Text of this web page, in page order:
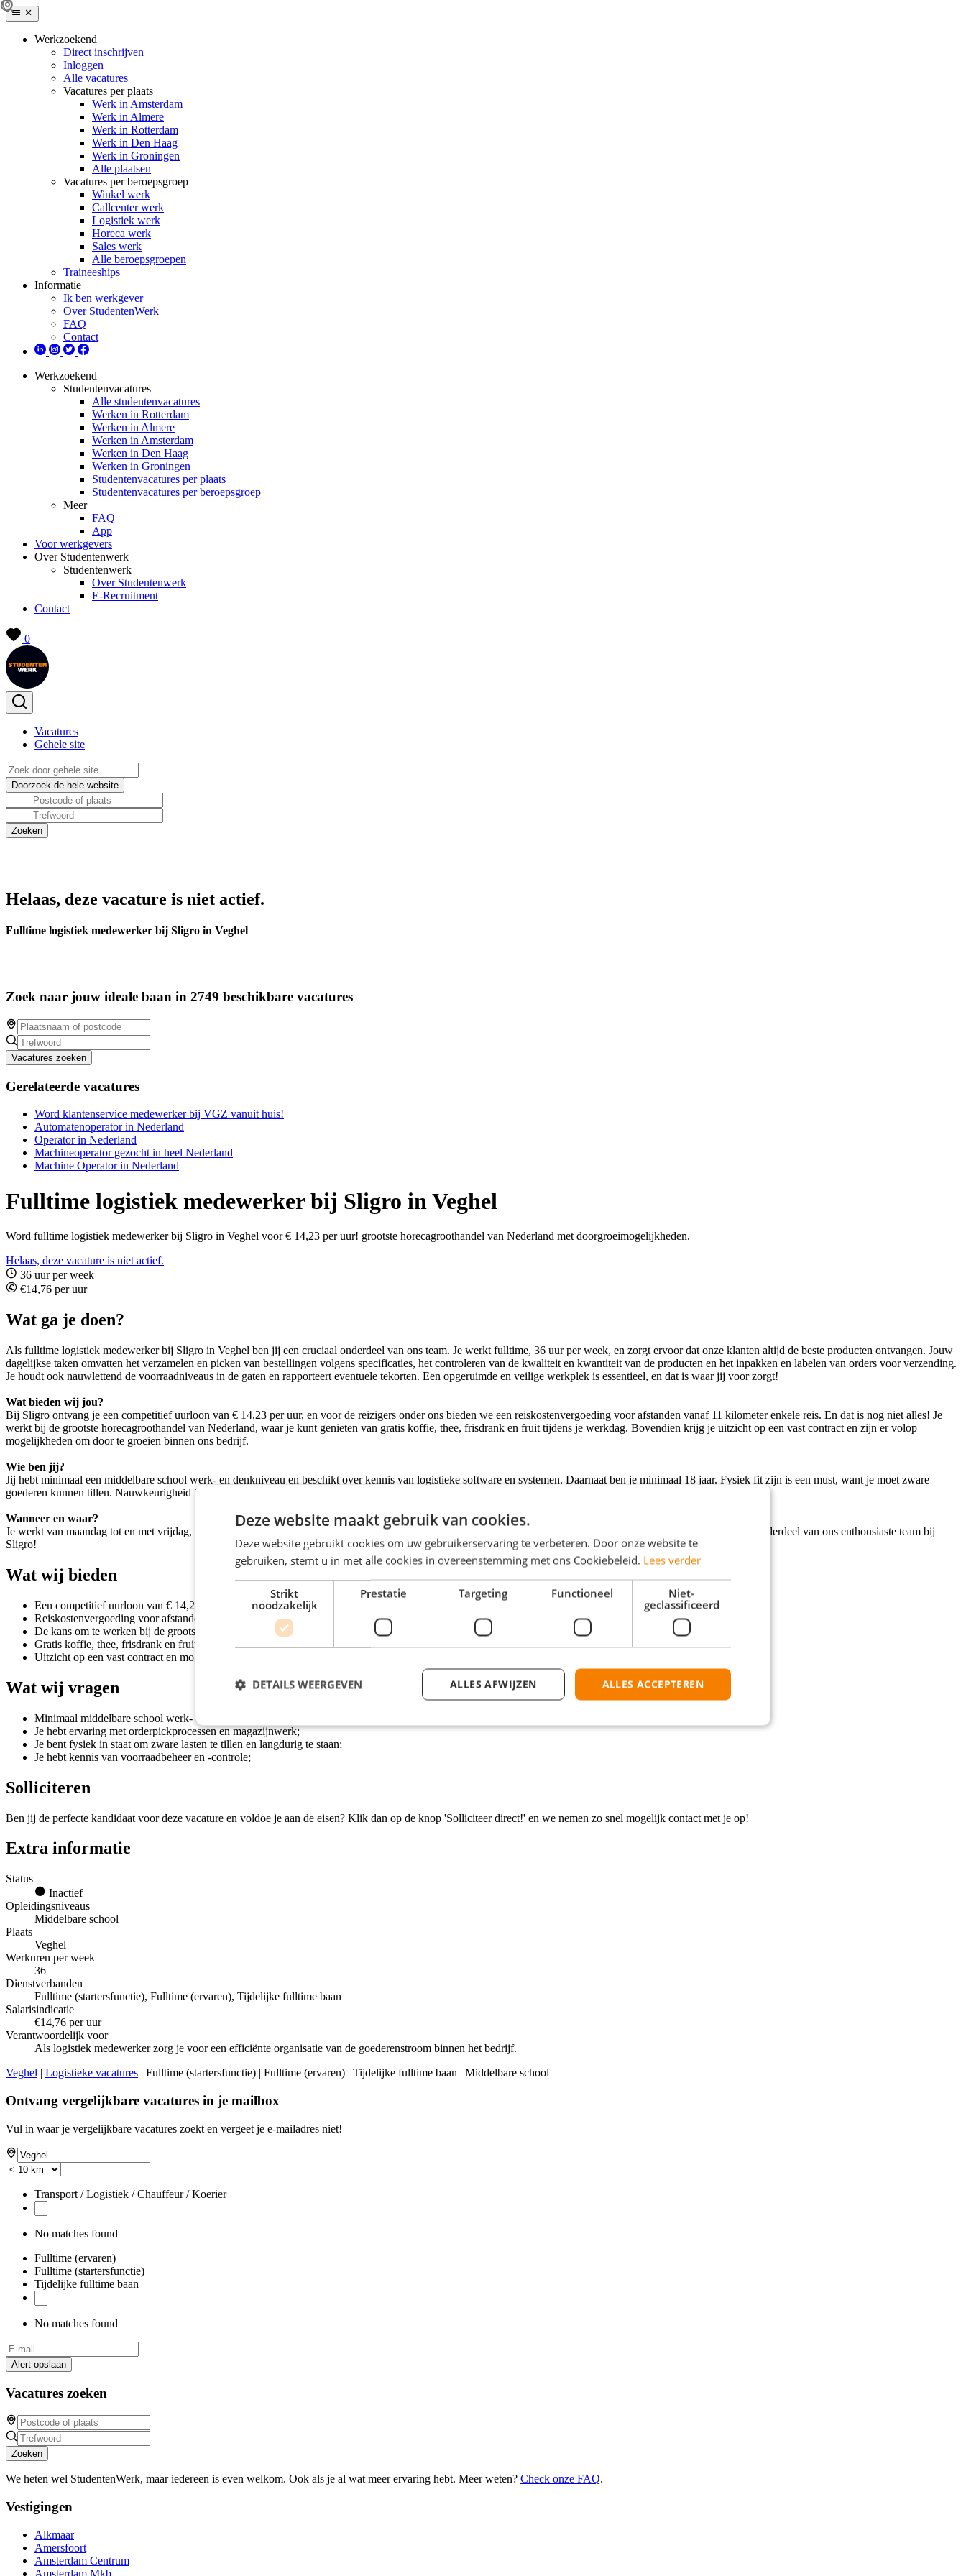
Werkzoekend
Direct inschrijven
Inloggen
Alle vacatures
Vacatures per plaats
Werk in Amsterdam
Werk in Almere
Werk in Rotterdam
Werk in Den Haag
Werk in Groningen
Alle plaatsen
Vacatures per beroepsgroep
Winkel werk
Callcenter werk
Logistiek werk
Horeca werk
Sales werk
Alle beroepsgroepen
Traineeships
Informatie
Ik ben werkgever
Over StudentenWerk
FAQ
Contact
Werkzoekend
Studentenvacatures
Alle studentenvacatures
Werken in Rotterdam
Werken in Almere
Werken in Amsterdam
Werken in Den Haag
Werken in Groningen
Studentenvacatures per plaats
Studentenvacatures per beroepsgroep
Meer
FAQ
App
Voor werkgevers
Over Studentenwerk
Studentenwerk
Over Studentenwerk
E-Recruitment
Contact
0
Vacatures
Gehele site
Helaas, deze vacature is niet actief.
Fulltime logistiek medewerker bij Sligro in Veghel
Zoek naar jouw ideale baan in 2749 beschikbare vacatures
Vacatures zoeken
Gerelateerde vacatures
Word klantenservice medewerker bij VGZ vanuit huis!
Automatenoperator in Nederland
Operator in Nederland
Machineoperator gezocht in heel Nederland
Machine Operator in Nederland
Fulltime logistiek medewerker bij Sligro in Veghel
Word fulltime logistiek medewerker bij Sligro in Veghel voor € 14,23 per uur! grootste horecagroothandel van Nederland met doorgroeimogelijkheden.
Helaas, deze vacature is niet actief.
36 uur per week
€14,76 per uur
Wat ga je doen?
Als fulltime logistiek medewerker bij Sligro in Veghel ben jij een cruciaal onderdeel van ons team. Je werkt fulltime, 36 uur per week, en zorgt ervoor dat onze klanten altijd de beste producten ontvangen. Jouw
dagelijkse taken omvatten het verzamelen en picken van bestellingen volgens specificaties, het controleren van de kwaliteit en kwantiteit van de producten en het inpakken en labelen van orders voor verzending.
Je houdt ook nauwlettend de voorraadniveaus in de gaten en rapporteert eventuele tekorten. Een opgeruimde en veilige werkplek is essentieel, en dat is waar jij voor zorgt!
Wat bieden wij jou?
Bij Sligro ontvang je een competitief uurloon van € 14,23 per uur, en voor de reizigers onder ons bieden we een reiskostenvergoeding voor afstanden vanaf 11 kilometer enkele reis. En dat is nog niet alles! Je
werkt bij de grootste horecagroothandel van Nederland, waar je kunt genieten van gratis koffie, thee, frisdrank en fruit tijdens je werkdag. Bovendien krijg je uitzicht op een vast contract en zijn er volop
mogelijkheden om door te groeien binnen ons bedrijf.
Wie ben jij?
Jij hebt minimaal een middelbare school werk- en denkniveau en beschikt over kennis van logistieke software en systemen. Daarnaat ben je minimaal 18 jaar. Fysiek fit zijn is een must, want je moet zware
goederen kunnen tillen. Nauwkeurigheid in orderpicking is van groot belang, en je werkt graag samen met je collega's om de beste resultaten te behalen in ons team.
Wanneer en waar?
Je werkt van maandag tot en met vrijdag, met werktijden tussen 6:00 en 16:00 uur. Klinkt dit als de perfecte uitdaging voor jou? Solliciteer dan vandaag nog en word onderdeel van ons enthousiaste team bij
Sligro!
Wat wij bieden
Een competitief uurloon van € 14,23;
Reiskostenvergoeding voor afstanden van 11 kilometer of meer enkele reis;
De kans om te werken bij de grootste horecagroothandel van Nederland;
Gratis koffie, thee, frisdrank en fruit tijdens je werkdag;
Uitzicht op een vast contract en mogelijkheden om door te groeien binnen het bedrijf.
Wat wij vragen
Minimaal middelbare school werk- en denkniveau;
Je hebt ervaring met orderpickprocessen en magazijnwerk;
Je bent fysiek in staat om zware lasten te tillen en langdurig te staan;
Je hebt kennis van voorraadbeheer en -controle;
Solliciteren
Ben jij de perfecte kandidaat voor deze vacature en voldoe je aan de eisen? Klik dan op de knop 'Solliciteer direct!' en we nemen zo snel mogelijk contact met je op!
Extra informatie
Status
Inactief
Opleidingsniveaus
Middelbare school
Plaats
Veghel
Werkuren per week
36
Dienstverbanden
Fulltime (startersfunctie), Fulltime (ervaren), Tijdelijke fulltime baan
Salarisindicatie
€14,76 per uur
Verantwoordelijk voor
Als logistiek medewerker zorg je voor een efficiënte organisatie van de goederenstroom binnen het bedrijf.
Veghel | Logistieke vacatures | Fulltime (startersfunctie) | Fulltime (ervaren) | Tijdelijke fulltime baan | Middelbare school
Ontvang vergelijkbare vacatures in je mailbox
Vul in waar je vergelijkbare vacatures zoekt en vergeet je e-mailadres niet!
Transport / Logistiek / Chauffeur / Koerier
No matches found
Fulltime (ervaren)
Fulltime (startersfunctie)
Tijdelijke fulltime baan
No matches found
Alert opslaan
Vacatures zoeken
Zoeken
We heten wel StudentenWerk, maar iedereen is even welkom. Ook als je al wat meer ervaring hebt. Meer weten? Check onze FAQ.
Vestigingen
Alkmaar
Amersfoort
Amsterdam Centrum
Amsterdam Mkb
Deze website maakt gebruik van cookies.
Deze website gebruikt cookies om uw gebruikerservaring te verbeteren. Door onze website te
gebruiken, stemt u in met alle cookies in overeenstemming met ons Cookiebeleid. Lees verder
Strikt
noodzakelijk
Prestatie Targeting Functioneel
Niet-
geclassificeerd
ALLES ACCEPTEREN
ALLES AFWIJZEN
DETAILS WEERGEVEN